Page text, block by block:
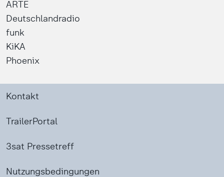
ARTE
Deutschlandradio
funk
KiKA
Phoenix
Kontakt
TrailerPortal
3sat Pressetreff
Nutzungsbedingungen